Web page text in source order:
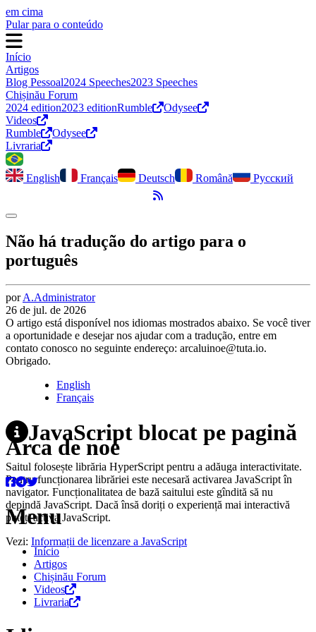
em cima
Pular para o conteúdo
Início
Artigos
Blog Pessoal2024 Speeches2023 Speeches
Chișinău Forum
2024 edition2023 editionRumble
Odysee
Videos
Rumble
Odysee
Livraria
English Français Deutsch Română
Русский
Feed RSS
Alternar modo escuro
Não há tradução do artigo para o
português
porA.Administrator
26 de jul. de 2026
O artigo está disponível nos idiomas mostrados abaixo. Se você tiver
a oportunidade e desejar nos ajudar com a tradução, entre em
contato conosco no seguinte endereço: arcaluinoe@tuta.io.
Obrigado.
English
Français
JavaScript blocat pe pagină
Saitul folosește librăria HyperScript pentru a adăuga interactivitate.
Pentru funcționarea librăriei este necesară activarea JavaScript în
navigator. Funcționalitatea de bază saitului este gîndită să nu
depindă JavaScript. Dacă însă doriți o experiență mai interactivă
puteți activa JavaScript.
Vezi: Informații de licenzare a JavaScript
Arca de noé
Menu
Início
Artigos
Chișinău Forum
Videos
Livraria